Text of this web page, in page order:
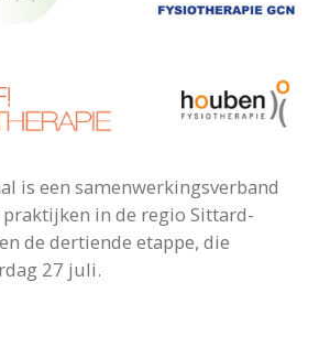
is een samenwerkingsverband
in de regio Sittard-
de dertiende etappe, die
27 juli.